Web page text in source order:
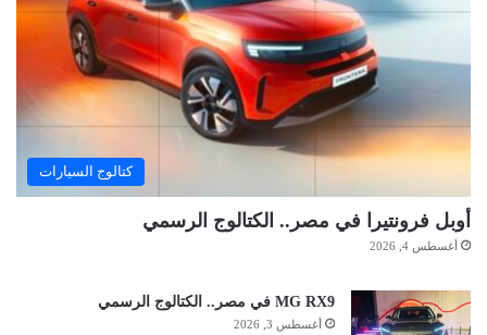
كتالوج السيارات
أوبل فرونتيرا في مصر.. الكتالوج الرسمي
أغسطس 4, 2026
MG RX9 في مصر.. الكتالوج الرسمي
أغسطس 3, 2026